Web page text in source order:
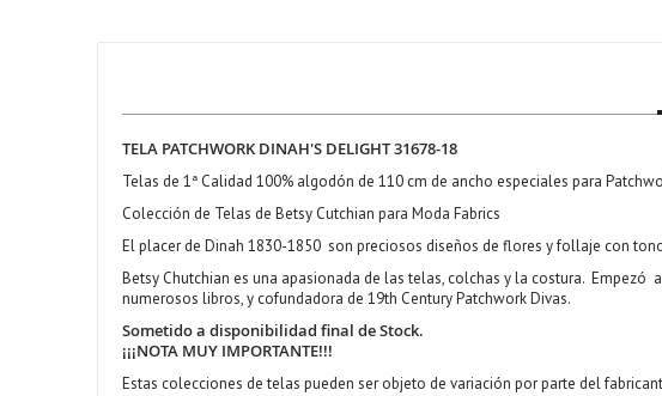
TELA PATCHWORK DINAH'S DELIGHT 31678-18
Telas de 1ª Calidad 100% algodón de 110 cm de ancho especiales para
Colección de Telas de Betsy Cutchian para Moda Fabrics
El placer de Dinah 1830-1850 son preciosos diseños de flores y follaje con
Betsy Chutchian es una apasionada de las telas, colchas y la costura.
numerosos libros, y cofundadora de 19th Century Patchwork Divas.
Sometido a disponibilidad final de Stock.
¡¡¡NOTA MUY IMPORTANTE!!!
Estas colecciones de telas pueden ser objeto de variación por parte del